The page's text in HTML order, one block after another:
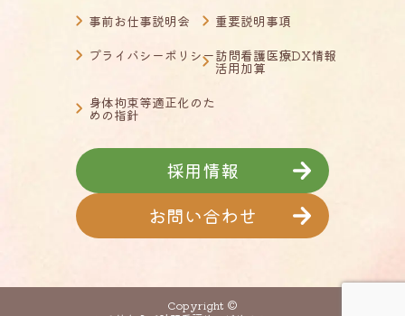
事前お仕事説明会
重要説明事項
プライバシーポリシー訪問看護医療DX情報
活用加算
身体拘束等適正化のた
めの指針
採用情報
お問い合わせ
Copyright ©